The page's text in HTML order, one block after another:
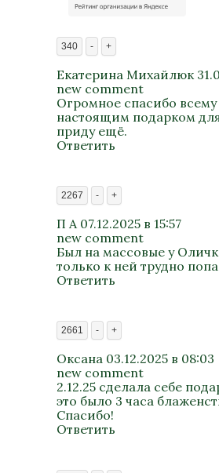
340 - +
Екатерина Михайлюк
new comment
Огромное спасибо
настоящим подарком
приду ещё.
Ответить
2267 - +
П А 07.12.2025 в 15:57
new comment
Был на массовые у
только к ней трудно
Ответить
2661 - +
Оксана 03.12.2025 в 08:03
new comment
2.12.25 сделала себе
это было 3 часа
Спасибо!
Ответить